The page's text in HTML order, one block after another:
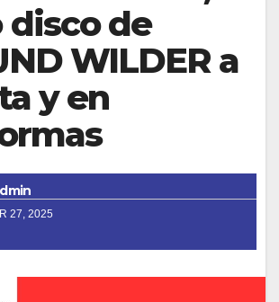
disco de
WILDER a
y en
27, 2025